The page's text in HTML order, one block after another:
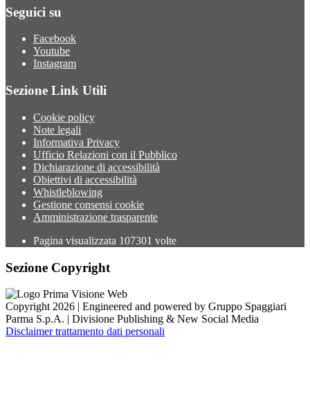
Seguici su
Facebook
Youtube
Instagram
Sezione Link Utili
Cookie policy
Note legali
Informativa Privacy
Ufficio Relazioni con il Pubblico
Dichiarazione di accessibilità
Obiettivi di accessibilità
Whistleblowing
Gestione consensi cookie
Amministrazione trasparente
Pagina visualizzata 107301 volte
Sezione Copyright
Copyright 2026 | Engineered and powered by Gruppo Spaggiari
Parma S.p.A. | Divisione Publishing & New Social Media
Disclaimer trattamento dati personali